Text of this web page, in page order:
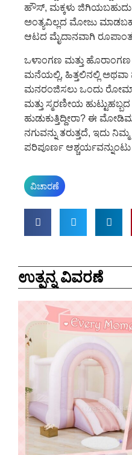
ಹೌಸ್, ಮಕ್ಕಳು
ಅಂತ್ಯವಿಲ್ಲದ ಮೋಜು
ಆಟದ ಮೈದಾನವಾಗಿ
ಒಳಾಂಗಣ ಮತ್ತು ಹೊರಾಂಗಣ
ಮನೆಯಲ್ಲಿ, ಹಿತ್ತಲಿನಲ್ಲಿ ಅಥವಾ
ಮನರಂಜಿಸಲು ಒಂದು
ಮತ್ತು ಸ್ಮರಣೀಯ
ಹುಡುಕುತ್ತಿದ್ದೀರಾ? ಈ
ನಗುವನ್ನು ತರುತ್ತದೆ, ಇದು
ಪರಿಪೂರ್ಣ ಆಶ್ಚರ್ಯವನ್ನುಂಟು
ವಿಚಾರಣೆ
ಉತ್ಪನ್ನ ವಿವರಣೆ